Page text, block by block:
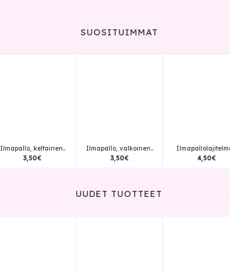
SUOSITUIMMAT
Ilmapallo, keltainen..
3,50€
Ilmapallo, valkoinen..
3,50€
4,50€
UUDET TUOTTEET